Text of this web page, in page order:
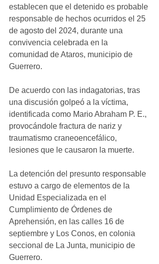
establecen que el detenido es probable
responsable de hechos ocurridos el 25
de agosto del 2024, durante una
convivencia celebrada en la
comunidad de Ataros, municipio de
Guerrero.
De acuerdo con las indagatorias, tras
una discusión golpeó a la víctima,
identificada como Mario Abraham P. E.,
provocándole fractura de nariz y
traumatismo craneoencefálico,
lesiones que le causaron la muerte.
La detención del presunto responsable
estuvo a cargo de elementos de la
Unidad Especializada en el
Cumplimiento de Órdenes de
Aprehensión, en las calles 16 de
septiembre y Los Conos, en colonia
seccional de La Junta, municipio de
Guerrero.